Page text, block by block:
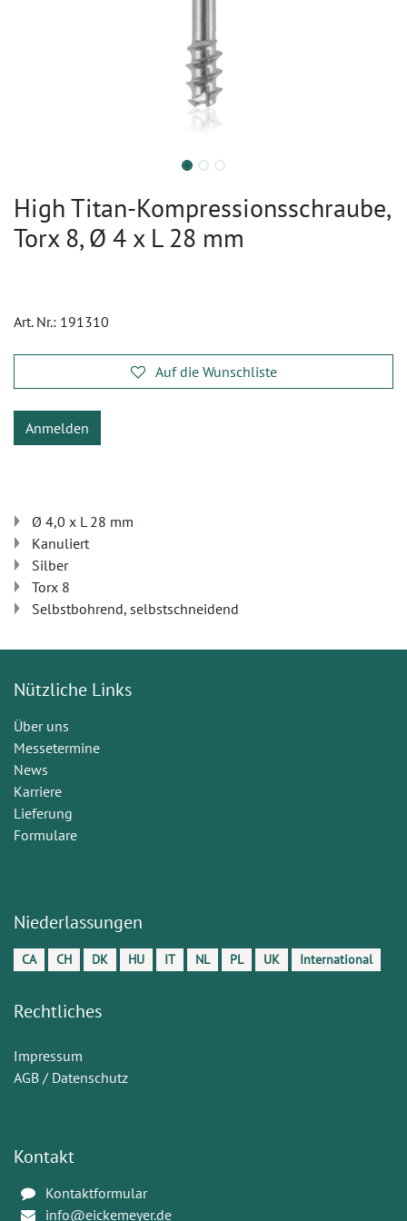
High Titan-Kompressionsschraube,
Torx 8, Ø 4 x L 28 mm
Art. Nr.: 191310
Auf die Wunschliste
Anmelden
Ø 4,0 x L 28 mm
Kanuliert
Silber
Torx 8
Selbstbohrend, selbstschneidend
Nützliche Links
Über uns
Messetermine
News
Karriere
Lieferung
Formulare
Niederlassungen
CA CH DK HU IT NL PL UK International
Rechtliches
Impressum
AGB / Datenschutz
Kontakt
Kontaktformular
info@eickemeyer.de